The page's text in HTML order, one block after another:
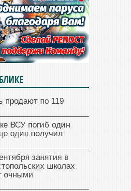
продают по 119
ВСУ погиб один
один получил
занятия в
школах
очными